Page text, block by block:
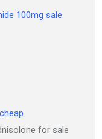
100mg sale
cheap
for sale